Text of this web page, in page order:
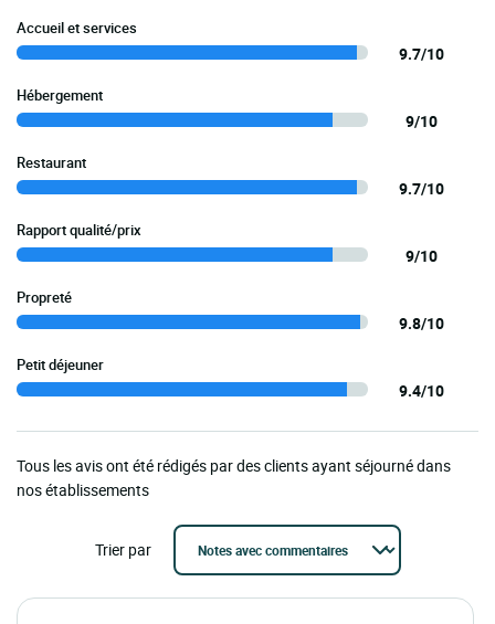
Accueil et services
9.7/10
Hébergement
9/10
Restaurant
9.7/10
Rapport qualité/prix
9/10
Propreté
9.8/10
Petit déjeuner
9.4/10
Tous les avis ont été rédigés par des clients ayant séjourné dans
nos établissements
Trier par